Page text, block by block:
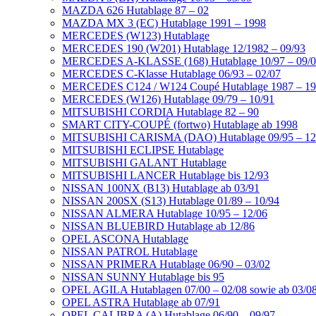
MAZDA 626 Hutablage 87 – 02
MAZDA MX 3 (EC) Hutablage 1991 – 1998
MERCEDES (W123) Hutablage
MERCEDES 190 (W201) Hutablage 12/1982 – 09/93
MERCEDES A-KLASSE (168) Hutablage 10/97 – 09/
MERCEDES C-Klasse Hutablage 06/93 – 02/07
MERCEDES C124 / W124 Coupé Hutablage 1987 –
MERCEDES (W126) Hutablage 09/79 – 10/91
MITSUBISHI CORDIA Hutablage 82 – 90
SMART CITY-COUPÉ (fortwo) Hutablage ab 1998
MITSUBISHI CARISMA (DAO) Hutablage 09/95 –
MITSUBISHI ECLIPSE Hutablage
MITSUBISHI GALANT Hutablage
MITSUBISHI LANCER Hutablage bis 12/93
NISSAN 100NX (B13) Hutablage ab 03/91
NISSAN 200SX (S13) Hutablage 01/89 – 10/94
NISSAN ALMERA Hutablage 10/95 – 12/06
NISSAN BLUEBIRD Hutablage ab 12/86
OPEL ASCONA Hutablage
NISSAN PATROL Hutablage
NISSAN PRIMERA Hutablage 06/90 – 03/02
NISSAN SUNNY Hutablage bis 95
OPEL AGILA Hutablagen 07/00 – 02/08 sowie ab 03/
OPEL ASTRA Hutablage ab 07/91